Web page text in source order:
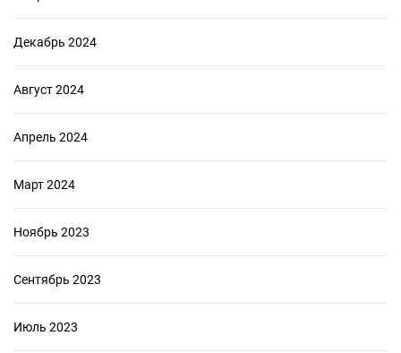
Декабрь 2024
Август 2024
Апрель 2024
Март 2024
Ноябрь 2023
Сентябрь 2023
Июль 2023